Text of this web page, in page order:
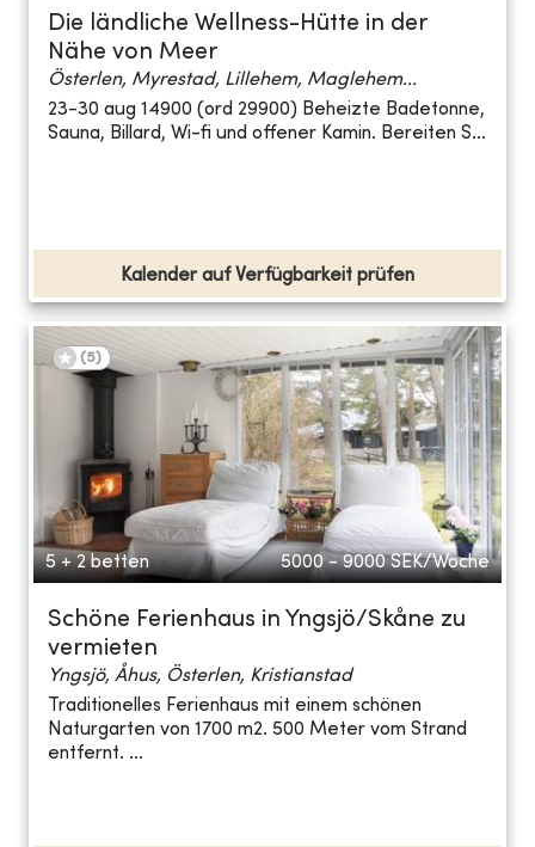
Die ländliche Wellness-Hütte in der
Nähe von Meer
Österlen, Myrestad, Lillehem, Maglehem...
23-30 aug 14900 (ord 29900) Beheizte Badetonne,
Sauna, Billard, Wi-fi und offener Kamin. Bereiten S...
Kalender auf Verfügbarkeit prüfen
(5)
5 + 2 betten 5000 - 9000 SEK/Woche
Schöne Ferienhaus in Yngsjö/Skåne zu
vermieten
Yngsjö, Åhus, Österlen, Kristianstad
Traditionelles Ferienhaus mit einem schönen
Naturgarten von 1700 m2. 500 Meter vom Strand
entfernt. ...